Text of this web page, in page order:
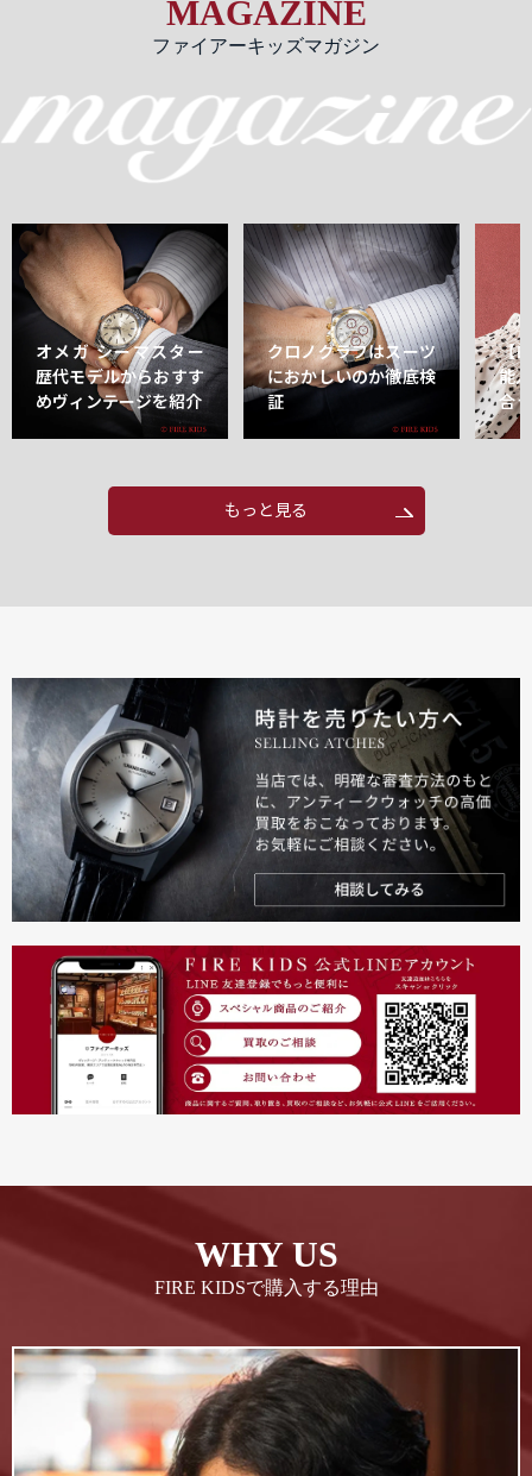
MAGAZINE
ファイアーキッズマガジン
オメガ シーマスター
歴代モデルからおすす
めヴィンテージを紹介
クロノグラフはスーツ
におかしいのか徹底検
証
【
能
合
もっと見る
WHY US
FIRE KIDSで購入する理由